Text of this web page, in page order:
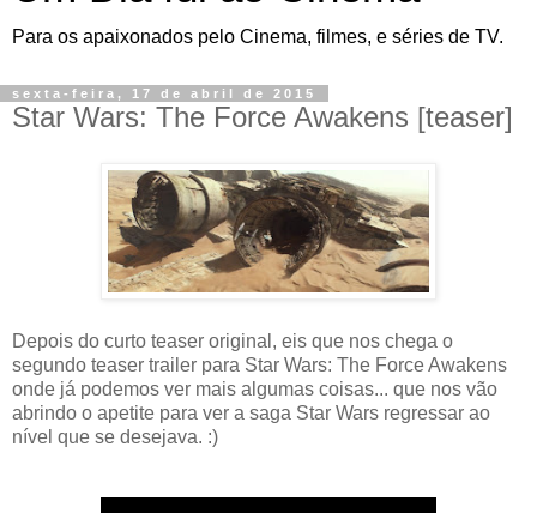
Para os apaixonados pelo Cinema, filmes, e séries de TV.
sexta-feira, 17 de abril de 2015
Star Wars: The Force Awakens [teaser]
Depois do curto teaser original, eis que nos chega o
segundo teaser trailer para Star Wars: The Force Awakens
onde já podemos ver mais algumas coisas... que nos vão
abrindo o apetite para ver a saga Star Wars regressar ao
nível que se desejava. :)